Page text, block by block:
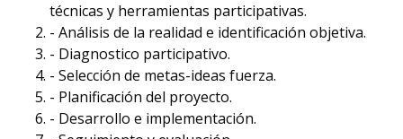
técnicas y herramientas participativas.
- Análisis de la realidad e identificación objetiva.
- Diagnostico participativo.
- Selección de metas-ideas fuerza.
- Planificación del proyecto.
- Desarrollo e implementación.